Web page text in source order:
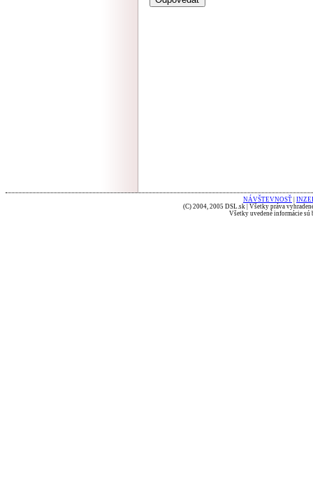
NÁVŠTEVNOSŤ
(C) 2004, 2005 DSL.sk | Všetky práva
Všetky uvedené informácie sú